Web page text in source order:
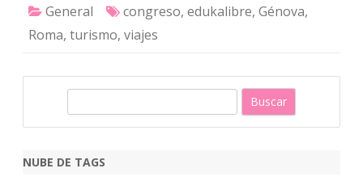
General congreso, edukalibre, Génova,
Roma, turismo, viajes
cNUBE DE TAGS